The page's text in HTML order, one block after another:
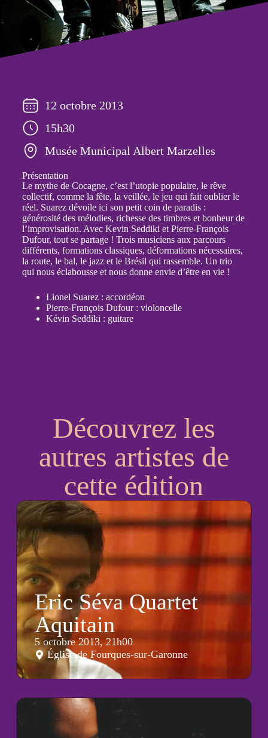
12 octobre 2013
15h30
Musée Municipal Albert Marzelles
Présentation
Le mythe de Cocagne, c’est l’utopie populaire, le rêve
collectif, comme la fête, la veillée, le jeu qui fait oublier le
réel. Suarez dévoile ici son petit coin de paradis :
générosité des mélodies, richesse des timbres et bonheur de
l’improvisation. Avec Kevin Seddiki et Pierre-François
Dufour, tout se partage ! Trois musiciens aux parcours
différents, formations classiques, déformations nécessaires,
la route, le bal, le jazz et le Brésil qui rassemble. Un trio
qui nous éclabousse et nous donne envie d’être en vie !
Lionel Suarez : accordéon
Pierre-François Dufour : violoncelle
Kévin Seddiki : guitare
Découvrez les
autres artistes de
cette édition
Eric Séva Quartet
Aquitain
5 octobre 2013, 21h00
Église de Fourques-sur-Garonne